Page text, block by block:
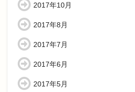
2017年10月
2017年8月
2017年7月
2017年6月
2017年5月